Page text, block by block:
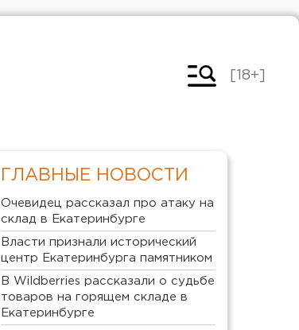
[18+]
ГЛАВНЫЕ НОВОСТИ
Очевидец рассказал про атаку на
склад в Екатеринбурге
Власти признали исторический
центр Екатеринбурга памятником
В Wildberries рассказали о судьбе
товаров на горящем складе в
Екатеринбурге